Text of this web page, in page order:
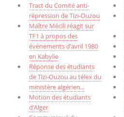
Tract du Comité anti-
répression de Tizi-Ouzou
Maître Mécili réagit sur
TF1 à propos des
événements d’avril 1980
en Kabylie
Réponse des étudiants
de Tizi-Ouzou au télex du
ministère algérien...
Motion des étudiants
d’Alger